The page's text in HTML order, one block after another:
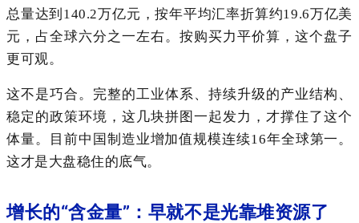
总量达到140.2万亿元，按年平均汇率折算约19.6万亿美
元，占全球六分之一左右。按购买力平价算，这个盘子
更可观。
这不是巧合。完整的工业体系、持续升级的产业结构、
稳定的政策环境，这几块拼图一起发力，才撑住了这个
体量。目前中国制造业增加值规模连续16年全球第一。
这才是大盘稳住的底气。
增长的“含金量”：早就不是光靠堆资源了